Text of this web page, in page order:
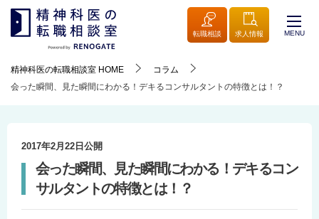
転職相談 求人情報 MENU
精神科医の転職相談室 HOME
コラム
会った瞬間、見た瞬間にわかる！デキるコンサルタントの特徴とは！？
2017年2月22日 公開
会った瞬間、見た瞬間にわかる！デキるコン
サルタントの特徴とは！？